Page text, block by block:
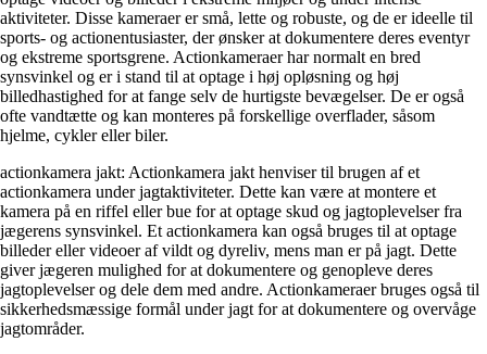
aktiviteter. Disse kameraer er små, lette og robuste, og de er ideelle til
sports- og actionentusiaster, der ønsker at dokumentere deres eventyr
og ekstreme sportsgrene. Actionkameraer har normalt en bred
synsvinkel og er i stand til at optage i høj opløsning og høj
billedhastighed for at fange selv de hurtigste bevægelser. De er også
ofte vandtætte og kan monteres på forskellige overflader, såsom
hjelme, cykler eller biler.
actionkamera jakt: Actionkamera jakt henviser til brugen af et
actionkamera under jagtaktiviteter. Dette kan være at montere et
kamera på en riffel eller bue for at optage skud og jagtoplevelser fra
jægerens synsvinkel. Et actionkamera kan også bruges til at optage
billeder eller videoer af vildt og dyreliv, mens man er på jagt. Dette
giver jægeren mulighed for at dokumentere og genopleve deres
jagtoplevelser og dele dem med andre. Actionkameraer bruges også til
sikkerhedsmæssige formål under jagt for at dokumentere og overvåge
jagtområder.